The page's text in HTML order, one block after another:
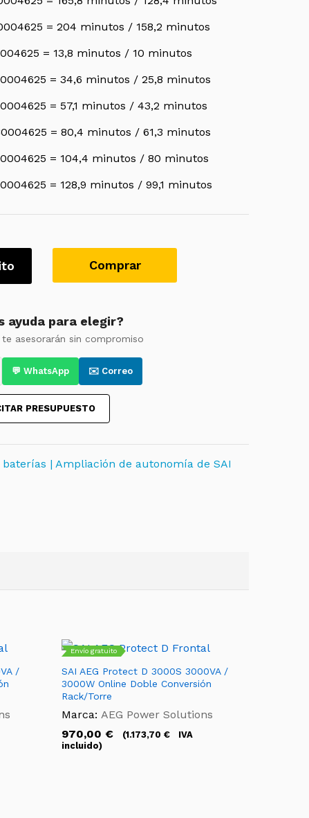
= 204 minutos / 158,2 minutos
= 13,8 minutos / 10 minutos
= 34,6 minutos / 25,8 minutos
= 57,1 minutos / 43,2 minutos
= 80,4 minutos / 61,3 minutos
= 104,4 minutos / 80 minutos
= 128,9 minutos / 99,1 minutos
Comprar
ayuda para elegir?
asesorarán sin compromiso
💬 WhatsApp ✉️ Correo
PRESUPUESTO
| Ampliación de autonomía de SAI
/
Envío gratuito
SAI AEG Protect D 3000S 3000VA /
3000W Online Doble Conversión
Rack/Torre
Marca: AEG Power Solutions
970,00 € (1.173,70 €
IVA
incluido)